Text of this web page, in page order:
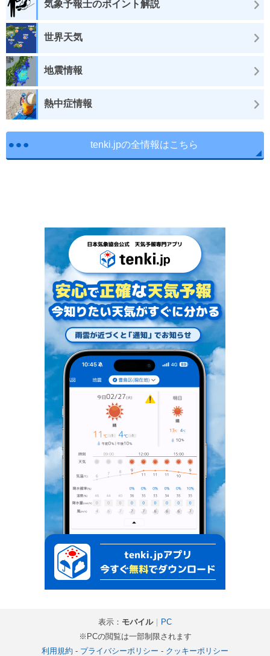
気象予報士のポイント解説
世界天気
地震情報
熱中症情報
tenki.jpの全情報はこちら
表示： モバイル｜
PC
※PCの閲覧は一部制限されます
利用規約 - プライバシーポリシー - クッキーポリシー